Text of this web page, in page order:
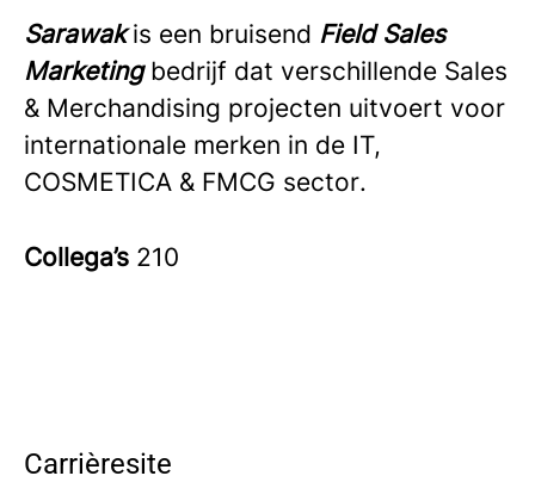
Sarawakis een bruisend Field Sales
Marketingbedrijf dat verschillende Sales
& Merchandising projecten uitvoert voor
internationale merken in de IT,
COSMETICA & FMCG sector.
Collega’s 210
Carrièresite